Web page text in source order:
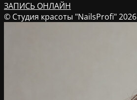
ЗАПИСЬ ОНЛАЙН
© Студия красоты "NailsProfi" 2026